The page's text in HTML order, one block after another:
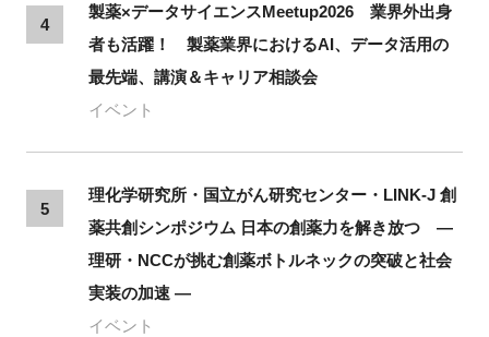
4
製薬×データサイエンスMeetup2026 業界外出身
者も活躍！ 製薬業界におけるAI、データ活用の
最先端、講演＆キャリア相談会
イベント
5
理化学研究所・国立がん研究センター・LINK-J 創
薬共創シンポジウム 日本の創薬力を解き放つ ―
理研・NCCが挑む創薬ボトルネックの突破と社会
実装の加速 ―
イベント